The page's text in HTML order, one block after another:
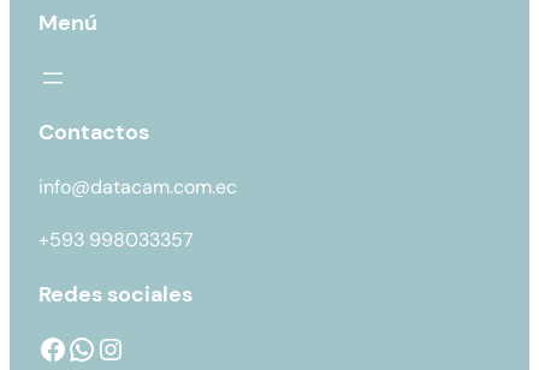
Menú
Contactos
info@datacam.com.ec
+593 998033357
Redes sociales